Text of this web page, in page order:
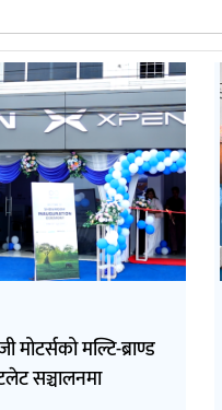
मोटर्सको मल्टि-ब्राण्ड
सञ्चालनमा